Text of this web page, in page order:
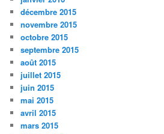
décembre 2015
novembre 2015
octobre 2015
septembre 2015
août 2015
juillet 2015
juin 2015
mai 2015
avril 2015
mars 2015